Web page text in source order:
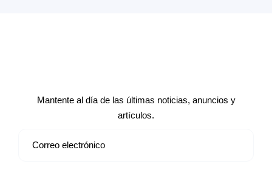
Mantente al día de las últimas noticias, anuncios y
artículos.